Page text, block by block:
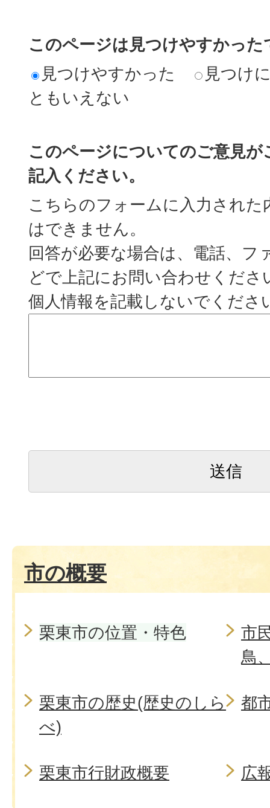
このページは見つけやすかった
見つけやすかった
見つけ
ともいえない
このページについてのご意見
記入ください。
こちらのフォームに入力された
はできません。
回答が必要な場合は、電話、フ
どで上記にお問い合わせくださ
個人情報を記載しないでくださ
市の概要
栗東市の位置・特色
市
鳥
栗東市の歴史(歴史のしら
べ)
都
栗東市行財政概要 広